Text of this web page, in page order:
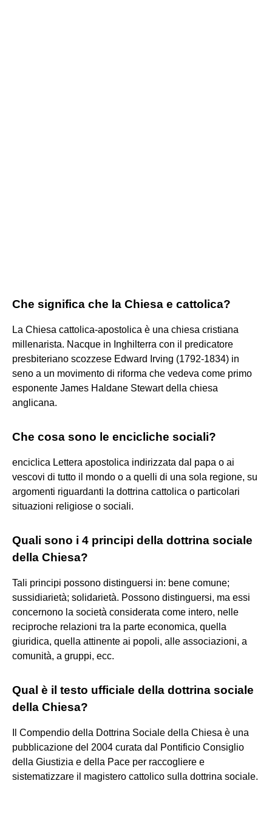
Che significa che la Chiesa e cattolica?
La Chiesa cattolica-apostolica è una chiesa cristiana
millenarista. Nacque in Inghilterra con il predicatore
presbiteriano scozzese Edward Irving (1792-1834) in
seno a un movimento di riforma che vedeva come primo
esponente James Haldane Stewart della chiesa
anglicana.
Che cosa sono le encicliche sociali?
enciclica Lettera apostolica indirizzata dal papa o ai
vescovi di tutto il mondo o a quelli di una sola regione, su
argomenti riguardanti la dottrina cattolica o particolari
situazioni religiose o sociali.
Quali sono i 4 principi della dottrina sociale
della Chiesa?
Tali principi possono distinguersi in: bene comune;
sussidiarietà; solidarietà. Possono distinguersi, ma essi
concernono la società considerata come intero, nelle
reciproche relazioni tra la parte economica, quella
giuridica, quella attinente ai popoli, alle associazioni, a
comunità, a gruppi, ecc.
Qual è il testo ufficiale della dottrina sociale
della Chiesa?
Il Compendio della Dottrina Sociale della Chiesa è una
pubblicazione del 2004 curata dal Pontificio Consiglio
della Giustizia e della Pace per raccogliere e
sistematizzare il magistero cattolico sulla dottrina sociale.